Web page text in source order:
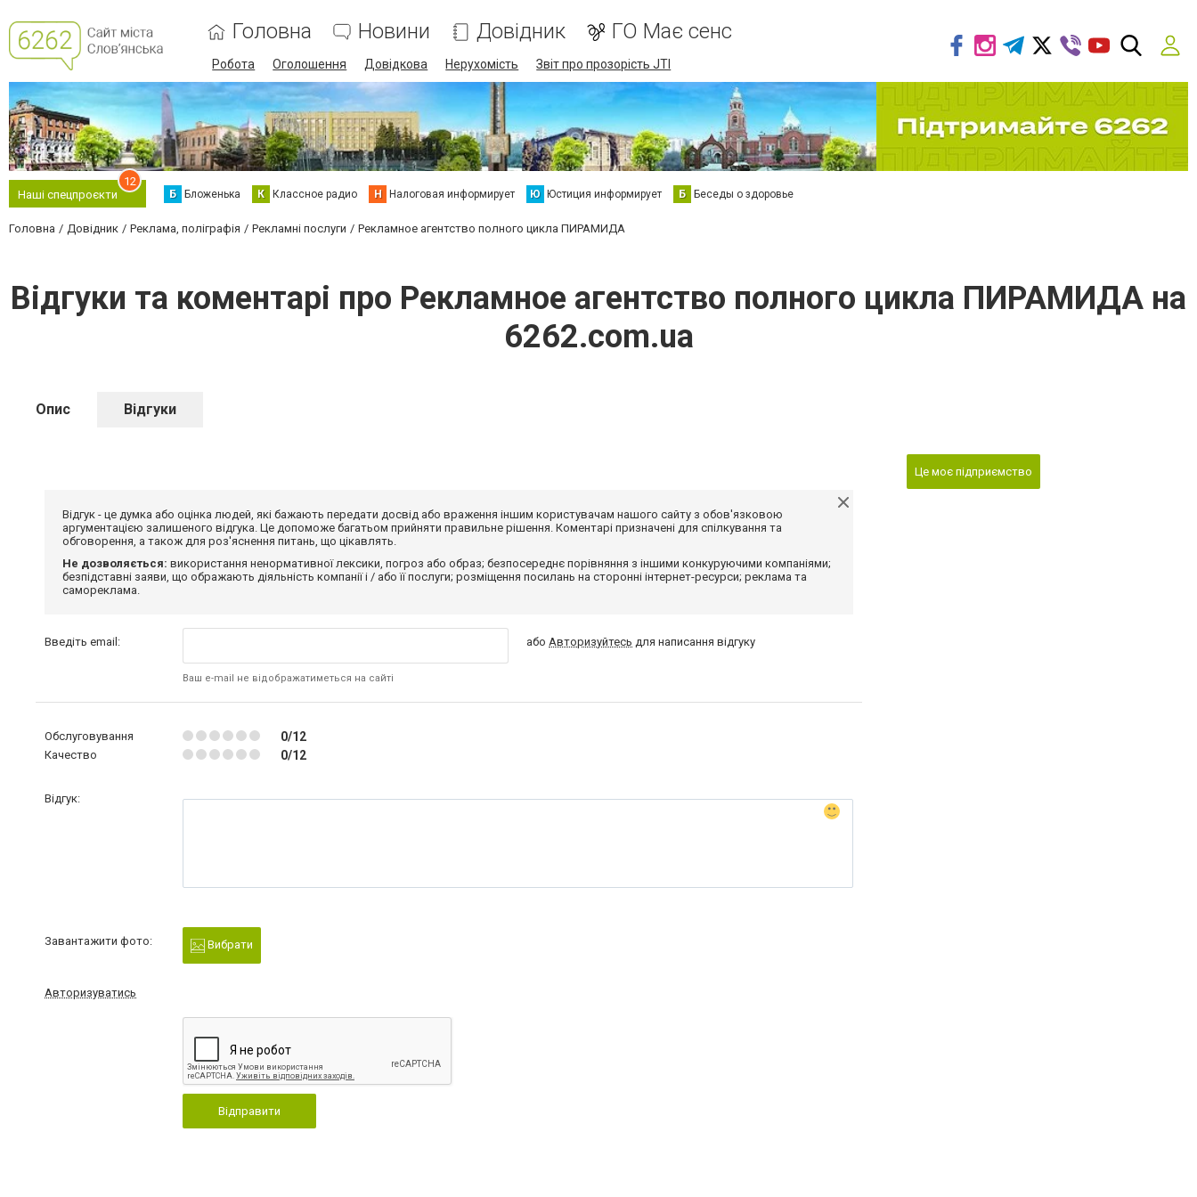
Головна Новини Довідник ГО Має сенс
Робота Оголошення Довідкова Нерухомість Звіт про прозорість JTI
Наші спецпроєкти
12
Б Бложенька К Классное радио Н Налоговая информирует Ю Юстиция информирует Б Беседы о здоровье
Головна Довідник Реклама, поліграфія Рекламні послуги Рекламное агентство полного цикла ПИРАМИДА
Відгуки та коментарі про Рекламное агентство полного цикла ПИРАМИДА на
6262.com.ua
Опис Відгуки
Відгук - це думка або оцінка людей, які бажають передати досвід або враження іншим користувачам нашого сайту з обов'язковою
аргументацією залишеного відгука. Це допоможе багатьом прийняти правильне рішення. Коментарі призначені для спілкування та
обговорення, а також для роз'яснення питань, що цікавлять.
Не дозволяється: використання ненормативної лексики, погроз або образ; безпосереднє порівняння з іншими конкуруючими компаніями;
безпідставні заяви, що ображають діяльність компанії і / або її послуги; розміщення посилань на сторонні інтернет-ресурси; реклама та
самореклама.
Введіть email:
Ваш e-mail не відображатиметься на сайті
абоАвторизуйтесь для написання відгуку
Обслуговування 0/12
Качество 0/12
Відгук:
Завантажити фото: Вибрати
Авторизуватись
Відправити
Це моє підприємство